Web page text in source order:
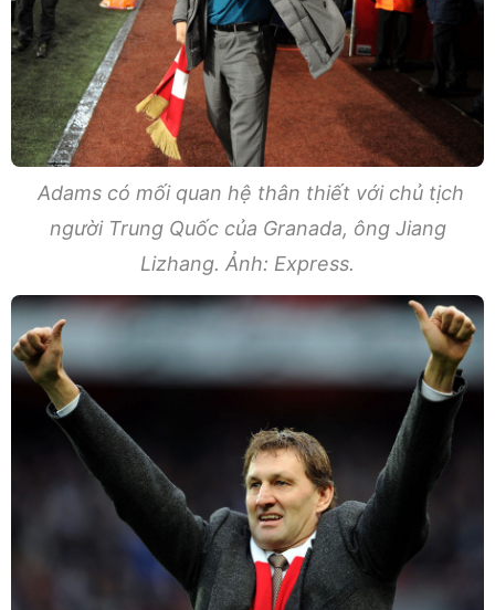
Adams có mối quan hệ thân thiết với chủ tịch
người Trung Quốc của Granada, ông Jiang
Lizhang. Ảnh: Express.